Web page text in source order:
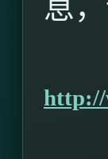
息
http://